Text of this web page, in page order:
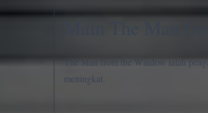
Main The Man
The Man from the Window ialah
meningkat.